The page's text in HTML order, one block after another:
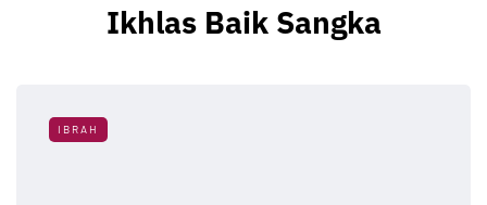
Ikhlas Baik Sangka
IBRAH